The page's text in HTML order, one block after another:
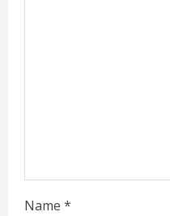
g
Name *